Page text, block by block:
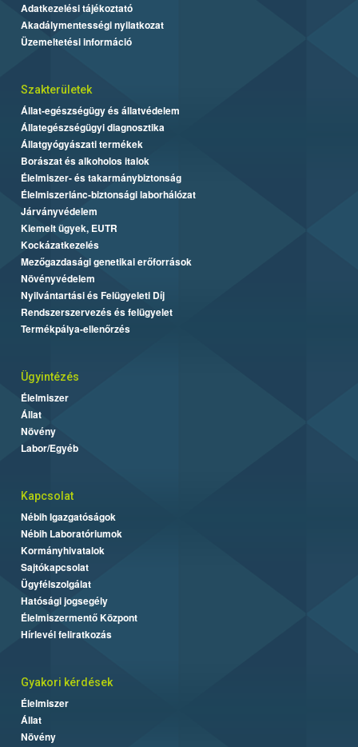
Adatkezelési tájékoztató
Akadálymentességi nyilatkozat
Üzemeltetési információ
Szakterületek
Állat-egészségügy és állatvédelem
Állategészségügyi diagnosztika
Állatgyógyászati termékek
Borászat és alkoholos italok
Élelmiszer- és takarmánybiztonság
Élelmiszerlánc-biztonsági laborhálózat
Járványvédelem
Kiemelt ügyek, EUTR
Kockázatkezelés
Mezőgazdasági genetikai erőforrások
Növényvédelem
Nyilvántartási és Felügyeleti Díj
Rendszerszervezés és felügyelet
Termékpálya-ellenőrzés
Ügyintézés
Élelmiszer
Állat
Növény
Labor/Egyéb
Kapcsolat
Nébih Igazgatóságok
Nébih Laboratóriumok
Kormányhivatalok
Sajtókapcsolat
Ügyfélszolgálat
Hatósági jogsegély
Élelmiszermentő Központ
Hírlevél feliratkozás
Gyakori kérdések
Élelmiszer
Állat
Növény